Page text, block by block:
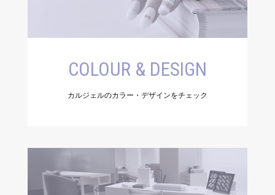
COLOUR & DESIGN
カルジェルのカラー・デザインをチェック